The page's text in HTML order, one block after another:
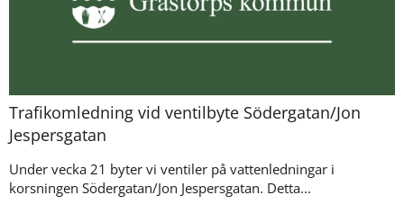
Trafikomledning vid ventilbyte Södergatan/Jon
Jespersgatan
Under vecka 21 byter vi ventiler på vattenledningar i
korsningen Södergatan/Jon Jespersgatan. Detta...